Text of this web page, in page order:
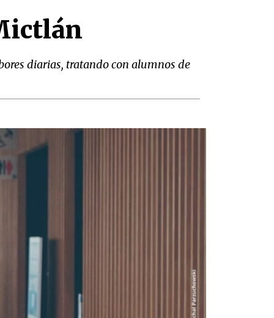
diarias, tratando con alumnos de